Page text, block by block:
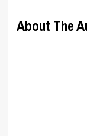
About The